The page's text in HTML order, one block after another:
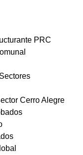
PRC
Cerro Alegre